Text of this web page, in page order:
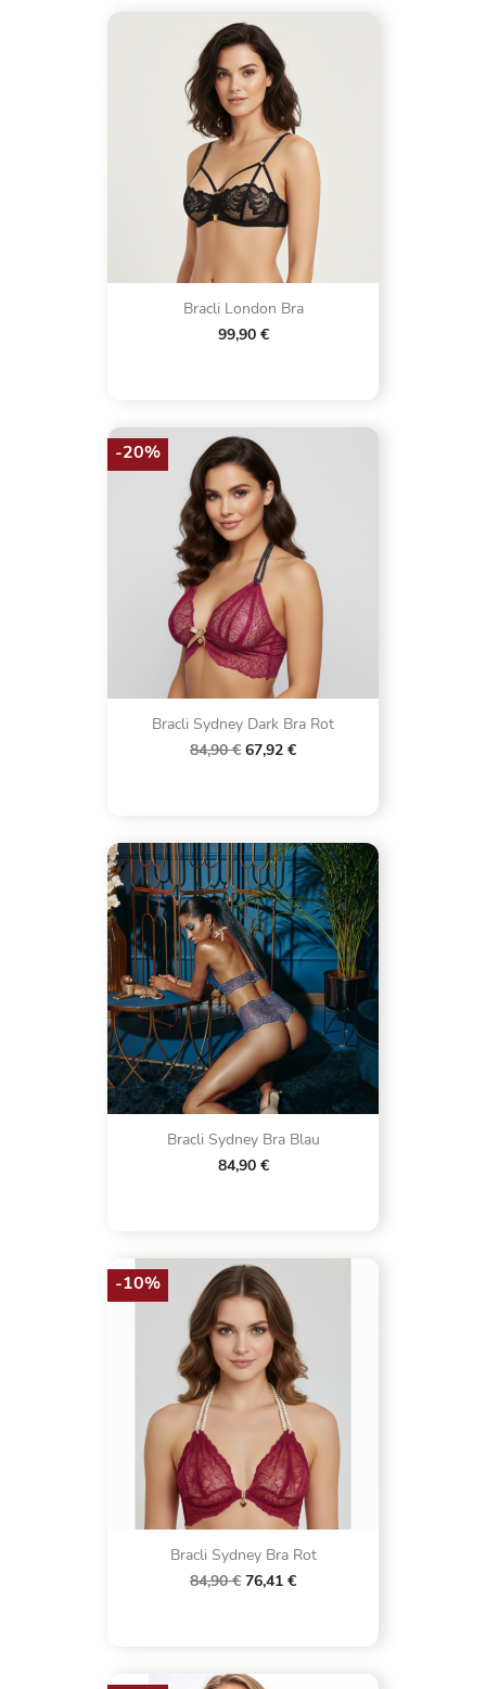
Bracli London Bra
99,90 €
Bracli Sydney Dark Bra Rot
84,90 € 67,92 €
-20%
Bracli Sydney Bra Blau
84,90 €
Bracli Sydney Bra Rot
84,90 € 76,41 €
-10%